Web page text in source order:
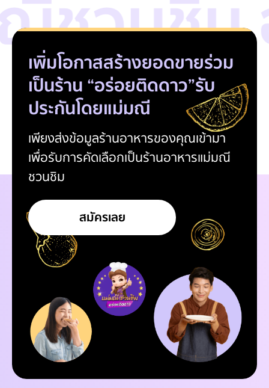
ชวนชิม
เพิ่มโอกาสสร้างยอดขายร่วม
เป็นร้าน “อร่อยติดดาว”รับ
ประกันโดยแม่มณี
เพียงส่งข้อมูลร้านอาหารของคุณเข้ามา
เพื่อรับการคัดเลือกเป็นร้านอาหารแม่มณี
ชวนชิม
สมัครเลย